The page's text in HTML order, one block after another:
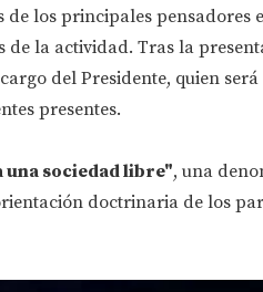
los principales pensadores
de la actividad. Tras la
del Presidente, quien
presentes.
una sociedad libre", una
doctrinaria de los